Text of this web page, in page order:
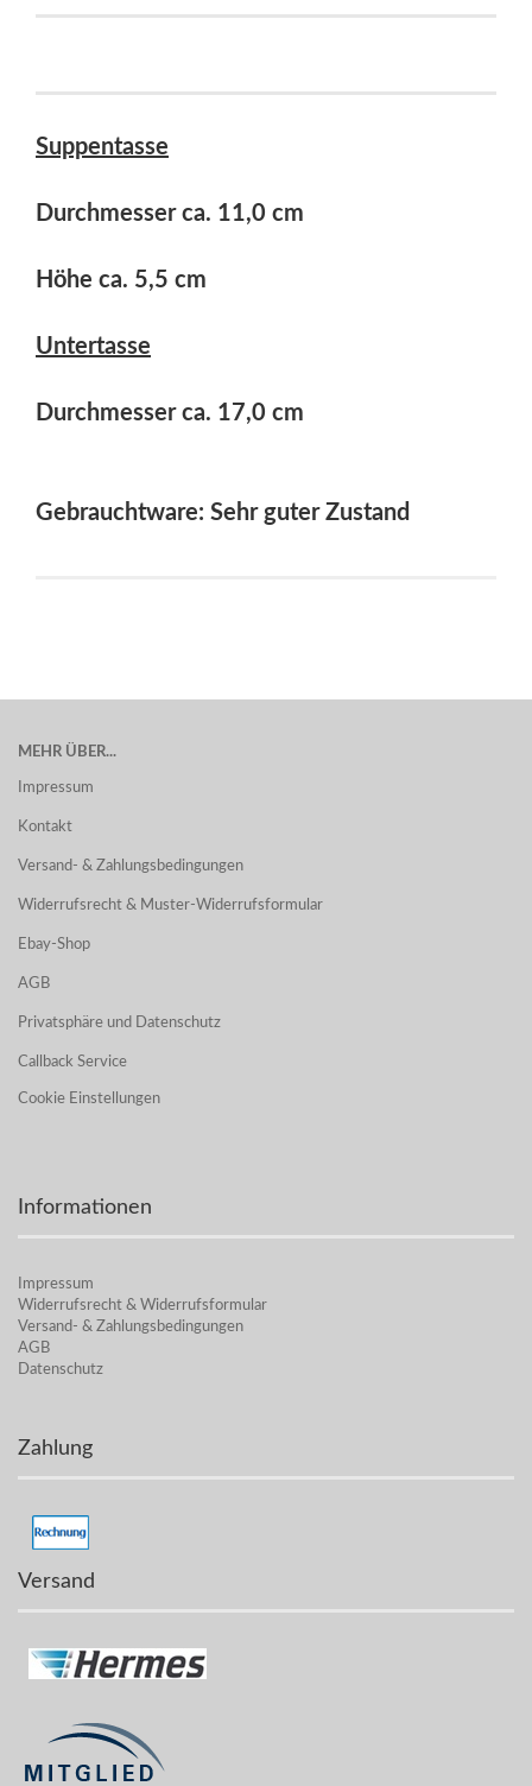
Suppentasse
Durchmesser ca. 11,0 cm
Höhe ca. 5,5 cm
Untertasse
Durchmesser ca. 17,0 cm
Gebrauchtware: Sehr guter Zustand
MEHR ÜBER...
Impressum
Kontakt
Versand- & Zahlungsbedingungen
Widerrufsrecht & Muster-Widerrufsformular
Ebay-Shop
AGB
Privatsphäre und Datenschutz
Callback Service
Cookie Einstellungen
Informationen
Impressum
Widerrufsrecht & Widerrufsformular
Versand- & Zahlungsbedingungen
AGB
Datenschutz
Zahlung
Versand